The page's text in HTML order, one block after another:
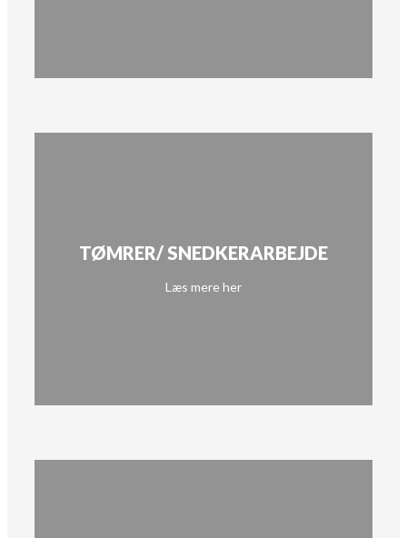
TØMRER/ SNEDKERARBEJDE
Læs mere her